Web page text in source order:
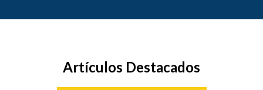
Artículos Destacados